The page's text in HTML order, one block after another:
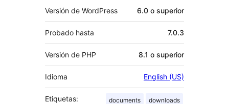
Versión de WordPress 6.0 o superior
Probado hasta 7.0.3
Versión de PHP 8.1 o superior
Idioma English (US)
Etiquetas: documents downloads